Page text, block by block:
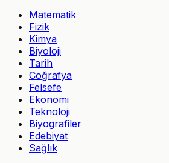
Matematik
Fizik
Kimya
Biyoloji
Tarih
Coğrafya
Felsefe
Ekonomi
Teknoloji
Biyografiler
Edebiyat
Sağlık